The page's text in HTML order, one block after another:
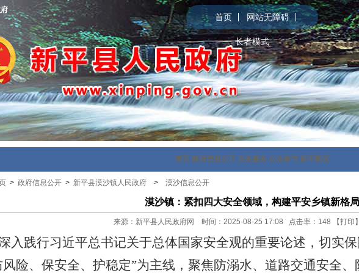
首页 网站无障碍
长者模式
首页 政府信息公开 政务服务 公众参与 新平概况
> 政府信息公开 > 新平县漠沙镇人民政府 > 漠沙信息公开
漠沙镇：紧扣四大安全领域，构建平安乡镇新格局
来源：新平县人民政府网 时间：2025-08-25 17:08 点击率： 148 【打印
入践行习近平总书记关于总体国家安全观的重要论述，切实
风险、保安全、护稳定”为主线，聚焦防溺水、道路交通安全